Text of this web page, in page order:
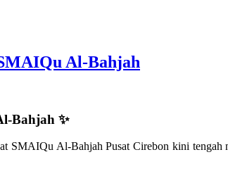
Al-Bahjah
Bahjah ✨
SMAIQu Al-Bahjah Pusat Cirebon kini